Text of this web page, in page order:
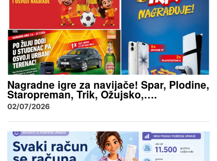
Nagradne igre za navijače! Spar, Plodine,
Staropreman, Trik, Ožujsko,….
02/07/2026